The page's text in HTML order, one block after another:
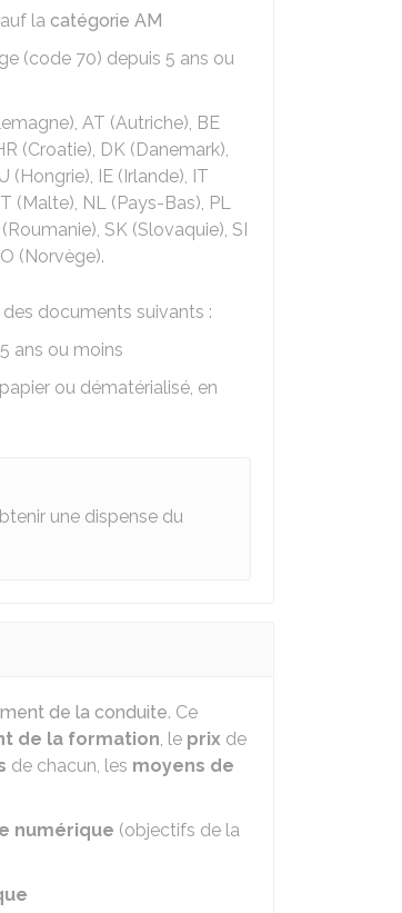
la catégorie AM
(code 70) depuis 5 ans ou
AT (Autriche), BE
(Croatie), DK (Danemark),
(Hongrie), IE (Irlande), IT
(Malte), NL (Pays-Bas), PL
SK (Slovaquie), SI
(Norvège).
documents suivants :
ans ou moins
ou dématérialisé, en
une dispense du
de la conduite. Ce
de la formation, le prix de
de chacun, les moyens de
numérique (objectifs de la